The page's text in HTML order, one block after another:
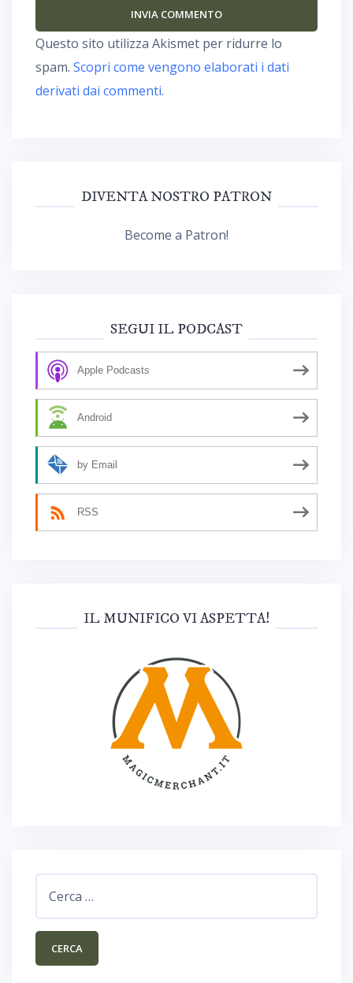
Questo sito utilizza Akismet per ridurre lo
spam. Scopri come vengono elaborati i dati
derivati dai commenti.
DIVENTA NOSTRO PATRON
Become a Patron!
SEGUI IL PODCAST
Apple Podcasts
Android
by Email
RSS
IL MUNIFICO VI ASPETTA!